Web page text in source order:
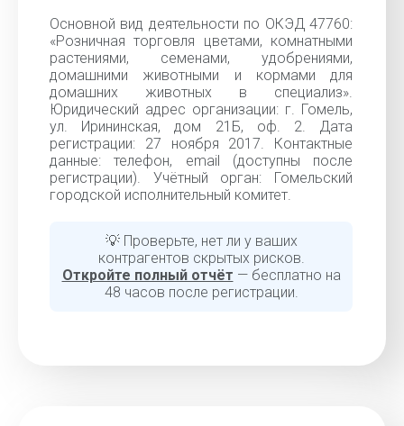
Основной вид деятельности по ОКЭД 47760:
«Розничная торговля цветами, комнатными
растениями, семенами, удобрениями,
домашними животными и кормами для
домашних животных в специализ».
Юридический адрес организации: г. Гомель,
ул. Ирининская, дом 21Б, оф. 2. Дата
регистрации: 27 ноября 2017. Контактные
данные: телефон, email (доступны после
регистрации). Учётный орган: Гомельский
городской исполнительный комитет.
💡 Проверьте, нет ли у ваших
контрагентов скрытых рисков.
Откройте полный отчёт — бесплатно на
48 часов после регистрации.